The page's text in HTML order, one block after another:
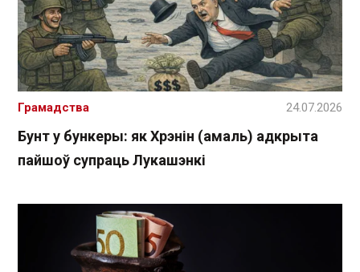
Бунт у бункеры: як Хрэнін (амаль) адкрыта
пайшоў супраць Лукашэнкі
Грамадства 24.07.2026